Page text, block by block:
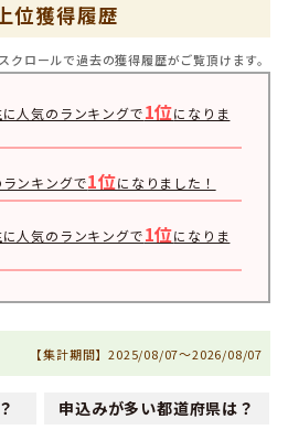
位獲得履歴
スクロールで過去の獲得履歴がご覧頂けます。
人気のランキングで1位になりま
ンキングで1位になりました！
人気のランキングで1位になりま
ンキングで1位になりました！
ランキングで 1位になりました！
人気のランキングで1位になりま
【集計期間】2025/08/07～2026/08/07
申込みが多い都道府県は？